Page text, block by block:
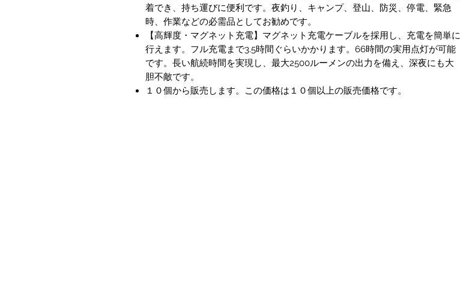
着でき、持ち運びに便利です。夜釣り、キャンプ、登山、防災、停電、緊急
時、作業などの必需品としてお勧めです。
【高輝度・マグネット充電】マグネット充電ケーブルを採用し、充電を簡単に
行えます。フル充電まで3.5時間ぐらいかかります。66時間の実用点灯が可能
です。長い航続時間を実現し、最大2500ルーメンの出力を備え、深夜にも大
胆不敵です。
１０個から販売します。この価格は１０個以上の販売価格です。